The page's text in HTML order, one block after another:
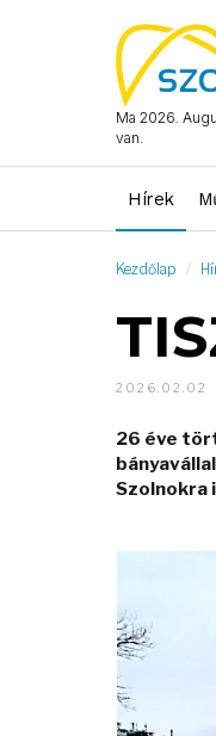
Ma 2026.
van.
Hírek
Kezdőlap
2026.02.02
26 éve
Szolnokra